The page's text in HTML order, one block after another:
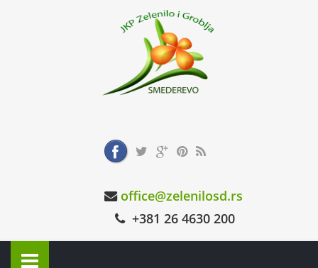
office@zelenilosd.rs
+381 26 4630 200